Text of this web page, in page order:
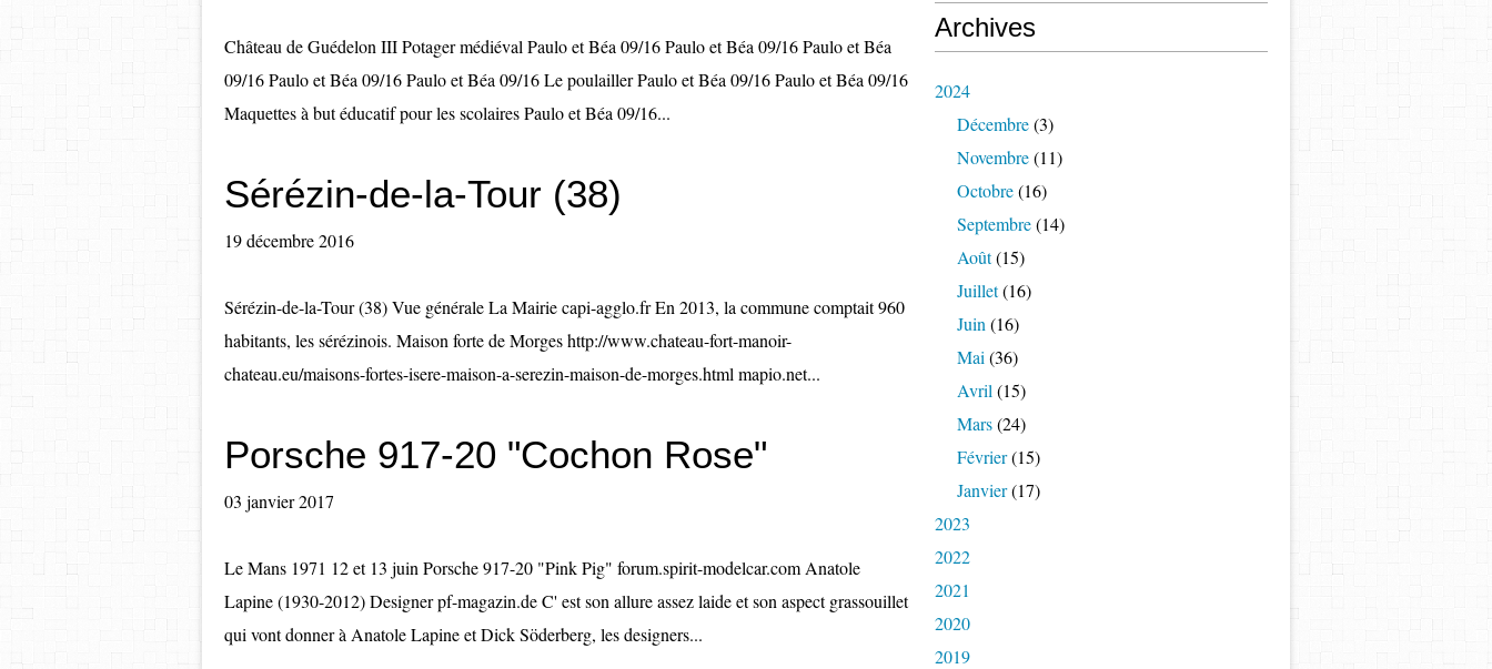
Château de Guédelon III Potager médiéval Paulo et Béa 09/16 Paulo et Béa 09/16 Paulo et Béa
09/16 Paulo et Béa 09/16 Paulo et Béa 09/16 Le poulailler Paulo et Béa 09/16 Paulo et Béa 09/16
Maquettes à but éducatif pour les scolaires Paulo et Béa 09/16...
Sérézin-de-la-Tour (38)
19 décembre 2016
Sérézin-de-la-Tour (38) Vue générale La Mairie capi-agglo.fr En 2013, la commune comptait 960
habitants, les sérézinois. Maison forte de Morges http://www.chateau-fort-manoir-
chateau.eu/maisons-fortes-isere-maison-a-serezin-maison-de-morges.html mapio.net...
Porsche 917-20 "Cochon Rose"
03 janvier 2017
Le Mans 1971 12 et 13 juin Porsche 917-20 "Pink Pig" forum.spirit-modelcar.com Anatole
Lapine (1930-2012) Designer pf-magazin.de C' est son allure assez laide et son aspect grassouillet
qui vont donner à Anatole Lapine et Dick Söderberg, les designers...
Archives
2024
Décembre(3)
Novembre(11)
Octobre(16)
Septembre(14)
Août(15)
Juillet(16)
Juin (16)
Mai (36)
Avril (15)
Mars(24)
Février(15)
Janvier(17)
2023
2022
2021
2020
2019